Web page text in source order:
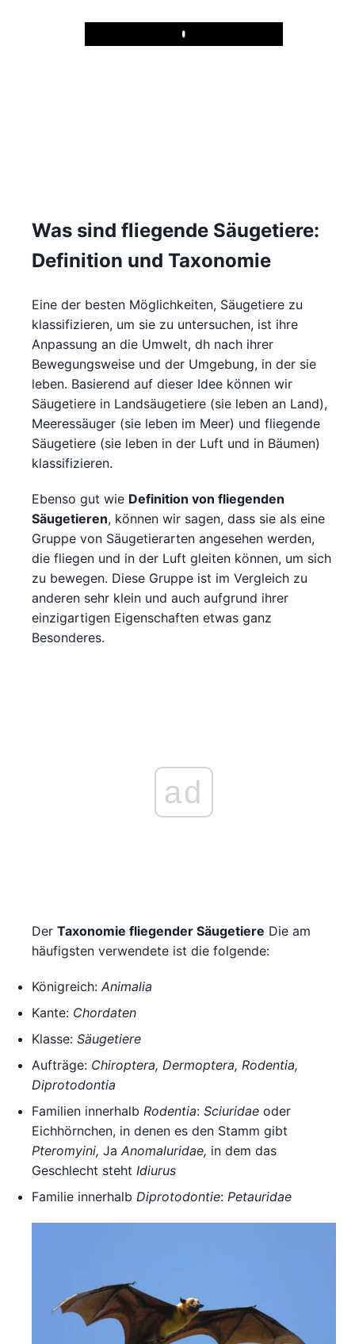
Play
Was sind fliegende Säugetiere:
Definition und Taxonomie
Eine der besten Möglichkeiten, Säugetiere zu
klassifizieren, um sie zu untersuchen, ist ihre
Anpassung an die Umwelt, dh nach ihrer
Bewegungsweise und der Umgebung, in der sie
leben. Basierend auf dieser Idee können wir
Säugetiere in Landsäugetiere (sie leben an Land),
Meeressäuger (sie leben im Meer) und fliegende
Säugetiere (sie leben in der Luft und in Bäumen)
klassifizieren.
Ebenso gut wie Definition von fliegenden
Säugetieren, können wir sagen, dass sie als eine
Gruppe von Säugetierarten angesehen werden,
die fliegen und in der Luft gleiten können, um sich
zu bewegen. Diese Gruppe ist im Vergleich zu
anderen sehr klein und auch aufgrund ihrer
einzigartigen Eigenschaften etwas ganz
Besonderes.
ad
Der Taxonomie fliegender Säugetiere Die am
häufigsten verwendete ist die folgende:
Königreich: Animalia
Kante: Chordaten
Klasse: Säugetiere
Aufträge: Chiroptera, Dermoptera, Rodentia,
Diprotodontia
Familien innerhalb Rodentia: Sciuridae oder
Eichhörnchen, in denen es den Stamm gibt
Pteromyini, Ja Anomaluridae, in dem das
Geschlecht steht Idiurus
Familie innerhalb Diprotodontie: Petauridae